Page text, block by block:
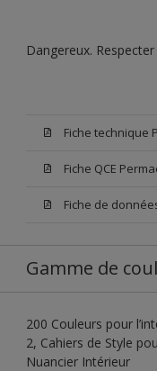
Dangereux.
Fiche technique
Fiche QCE
Gamme de
200 Couleurs pour
2, Cahiers de Style
Nuancier Intérieur